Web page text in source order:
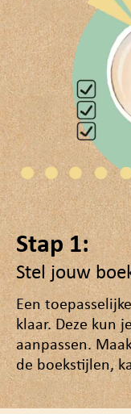
Stap 1:
Stel jouw
Een
klaar. Deze kun
aanpassen.
de boekstijlen,